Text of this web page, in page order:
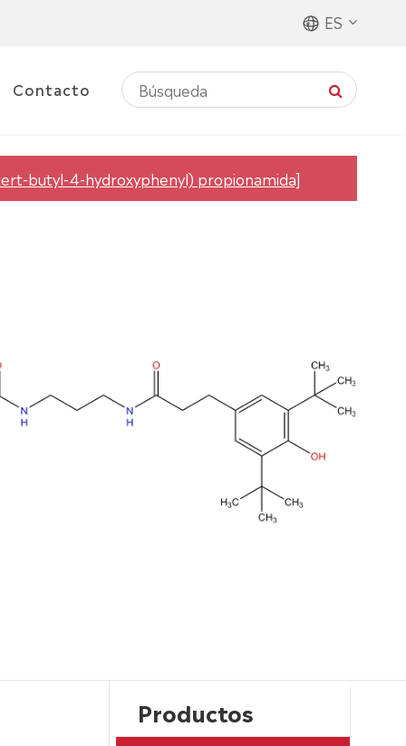
ES
Contacto
butyl-4-hydroxyphenyl) propionamida]
Productos